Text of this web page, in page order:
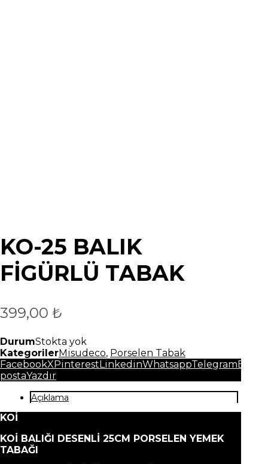
KO-25 BALIK
FİGÜRLÜ TABAK
399,00 ₺
DurumStokta yok
KategorilerMisudeco, Porselen Tabak
FacebookXPinterestLinkedinWhatsappTelegramE-
postaYazdır
Açıklama
KOİ
KOİ BALIĞI DESENLİ 25CM PORSELEN YEMEK
TABAĞI